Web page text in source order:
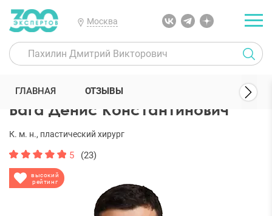
Москва
300 Экспертов Пластические хирурги Бага Денис
Бага Денис Константинович
высокий
рейтинг
К. м. н., пластический хирург
5 (23)
ГЛАВНАЯ ОТЗЫВЫ